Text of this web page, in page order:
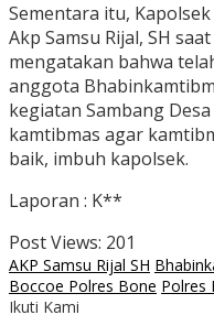
Sementara itu,
Akp Samsu Rijal, SH
mengatakan bahwa
anggota
kegiatan Sambang
kamtibmas agar
baik, imbuh kapolsek.
Laporan : K**
Post Views: 201
AKP Samsu Rijal SH
Boccoe Polres Bone Polres
Ikuti Kami